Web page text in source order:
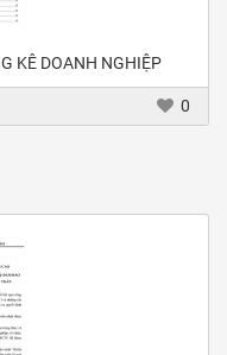
KÊ DOANH NGHIỆP
0